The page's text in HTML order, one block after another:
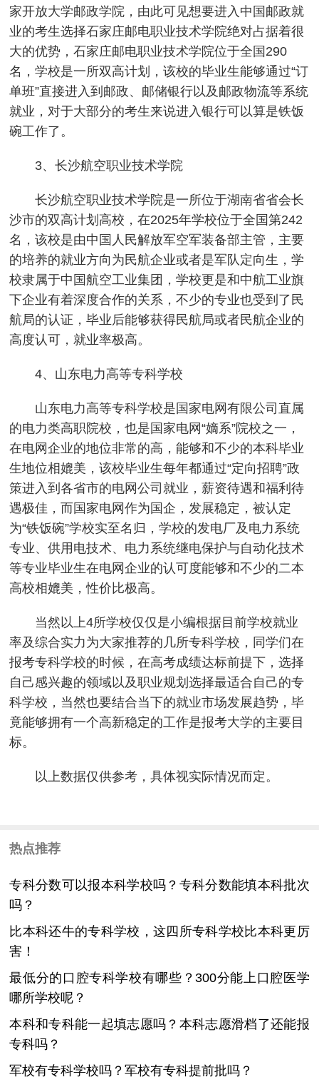
家开放大学邮政学院，由此可见想要进入中国邮政就
业的考生选择石家庄邮电职业技术学院绝对占据着很
大的优势，石家庄邮电职业技术学院位于全国290
名，学校是一所双高计划，该校的毕业生能够通过“订
单班”直接进入到邮政、邮储银行以及邮政物流等系统
就业，对于大部分的考生来说进入银行可以算是铁饭
碗工作了。
3、长沙航空职业技术学院
长沙航空职业技术学院是一所位于湖南省省会长
沙市的双高计划高校，在2025年学校位于全国第242
名，该校是由中国人民解放军空军装备部主管，主要
的培养的就业方向为民航企业或者是军队定向生，学
校隶属于中国航空工业集团，学校更是和中航工业旗
下企业有着深度合作的关系，不少的专业也受到了民
航局的认证，毕业后能够获得民航局或者民航企业的
高度认可，就业率极高。
4、山东电力高等专科学校
山东电力高等专科学校是国家电网有限公司直属
的电力类高职院校，也是国家电网“嫡系”院校之一，
在电网企业的地位非常的高，能够和不少的本科毕业
生地位相媲美，该校毕业生每年都通过“定向招聘”政
策进入到各省市的电网公司就业，薪资待遇和福利待
遇极佳，而国家电网作为国企，发展稳定，被认定
为“铁饭碗”学校实至名归，学校的发电厂及电力系统
专业、供用电技术、电力系统继电保护与自动化技术
等专业毕业生在电网企业的认可度能够和不少的二本
高校相媲美，性价比极高。
当然以上4所学校仅仅是小编根据目前学校就业
率及综合实力为大家推荐的几所专科学校，同学们在
报考专科学校的时候，在高考成绩达标前提下，选择
自己感兴趣的领域以及职业规划选择最适合自己的专
科学校，当然也要结合当下的就业市场发展趋势，毕
竟能够拥有一个高新稳定的工作是报考大学的主要目
标。
以上数据仅供参考，具体视实际情况而定。
热点推荐
专科分数可以报本科学校吗？专科分数能填本科批次
吗？
比本科还牛的专科学校，这四所专科学校比本科更厉
害！
最低分的口腔专科学校有哪些？300分能上口腔医学
哪所学校呢？
本科和专科能一起填志愿吗？本科志愿滑档了还能报
专科吗？
军校有专科学校吗？军校有专科提前批吗？